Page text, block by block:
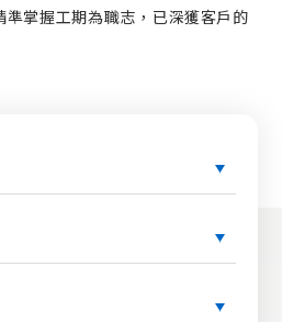
掌握工期為職志，已深獲客戶的